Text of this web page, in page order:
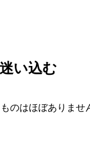
い込む
のはほぼありませ